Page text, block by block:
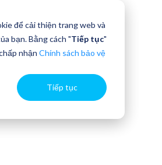
để cải thiện trang web và
bạn. Bằng cách "Tiếp tục"
nhận Chính sách bảo vệ
Tiếp tục